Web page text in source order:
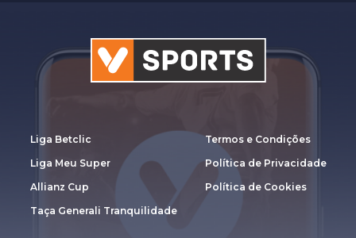
Liga Betclic
Liga Meu Super
Allianz Cup
Taça Generali Tranquilidade
Termos e Condições
Política de Privacidade
Política de Cookies